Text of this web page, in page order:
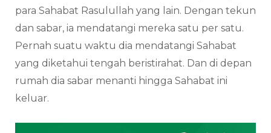
para Sahabat Rasulullah yang lain. Dengan tekun
dan sabar, ia mendatangi mereka satu per satu.
Pernah suatu waktu dia mendatangi Sahabat
yang diketahui tengah beristirahat. Dan di depan
rumah dia sabar menanti hingga Sahabat ini
keluar.